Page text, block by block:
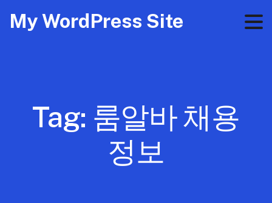
My WordPress Site
Tag: 룸알바 채용
정보